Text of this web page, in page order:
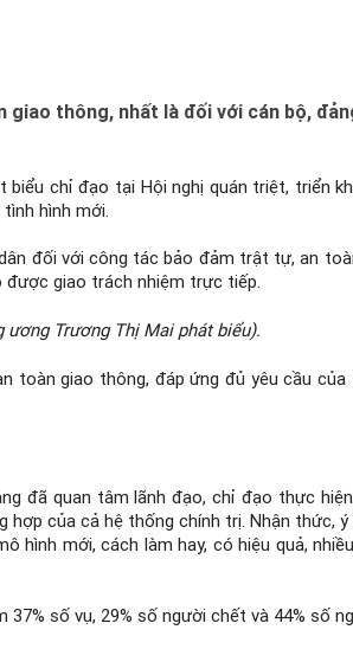
thông, nhất là đối với cán bộ,
chỉ đạo tại Hội nghị quán triệt, triển
hình mới.
đối với công tác bảo đảm trật tự, an
được giao trách nhiệm trực tiếp.
ương Trương Thị Mai phát biểu).
giao thông, đáp ứng đủ yêu cầu của
đã quan tâm lãnh đạo, chỉ đạo thực
của cả hệ thống chính trị. Nhận thức,
mới, cách làm hay, có hiệu quả,
số vụ, 29% số người chết và 44% số